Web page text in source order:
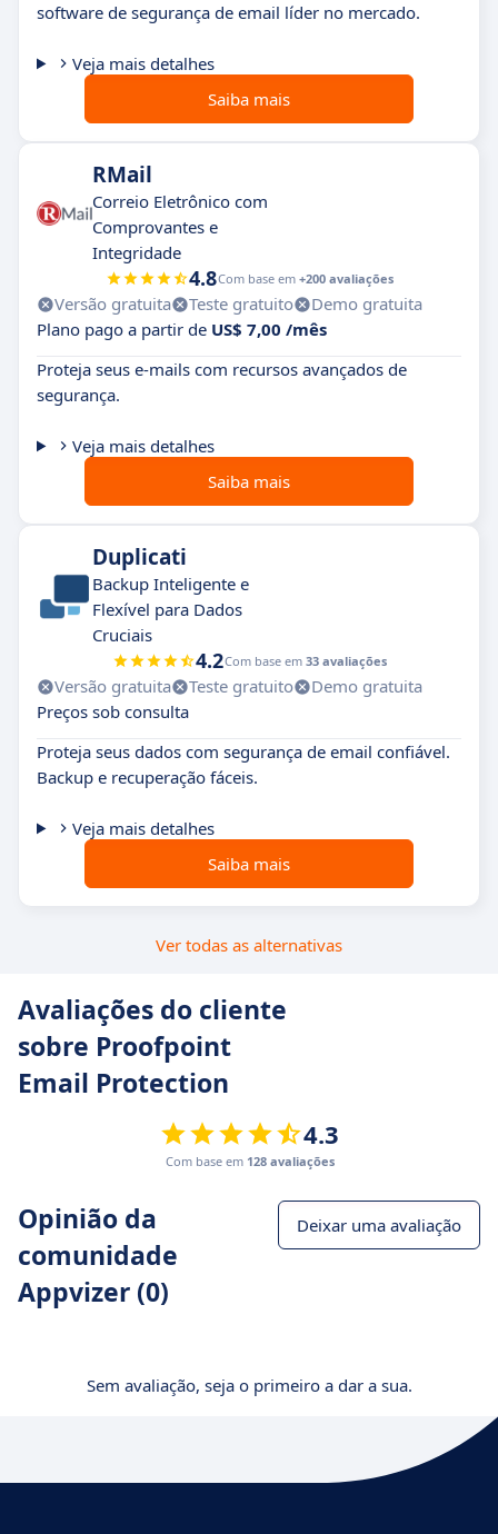
software de segurança de email líder no mercado.
Veja mais detalhes
Saiba mais
RMail
Correio Eletrônico com
Comprovantes e
Integridade
4.8Com base em +200 avaliações
Versão gratuita Teste gratuito
Demo gratuita
Plano pago a partir de US$ 7,00 /mês
Proteja seus e-mails com recursos avançados de
segurança.
Veja mais detalhes
Saiba mais
Duplicati
Backup Inteligente e
Flexível para Dados
Cruciais
4.2Com base em 33 avaliações
Versão gratuita Teste gratuito
Demo gratuita
Preços sob consulta
Proteja seus dados com segurança de email confiável.
Backup e recuperação fáceis.
Veja mais detalhes
Saiba mais
Ver todas as alternativas
Avaliações do cliente
sobre Proofpoint
Email Protection
4.3
Com base em 128 avaliações
Opinião da
comunidade
Appvizer (0)
Deixar uma avaliação
Sem avaliação, seja o primeiro a dar a sua.